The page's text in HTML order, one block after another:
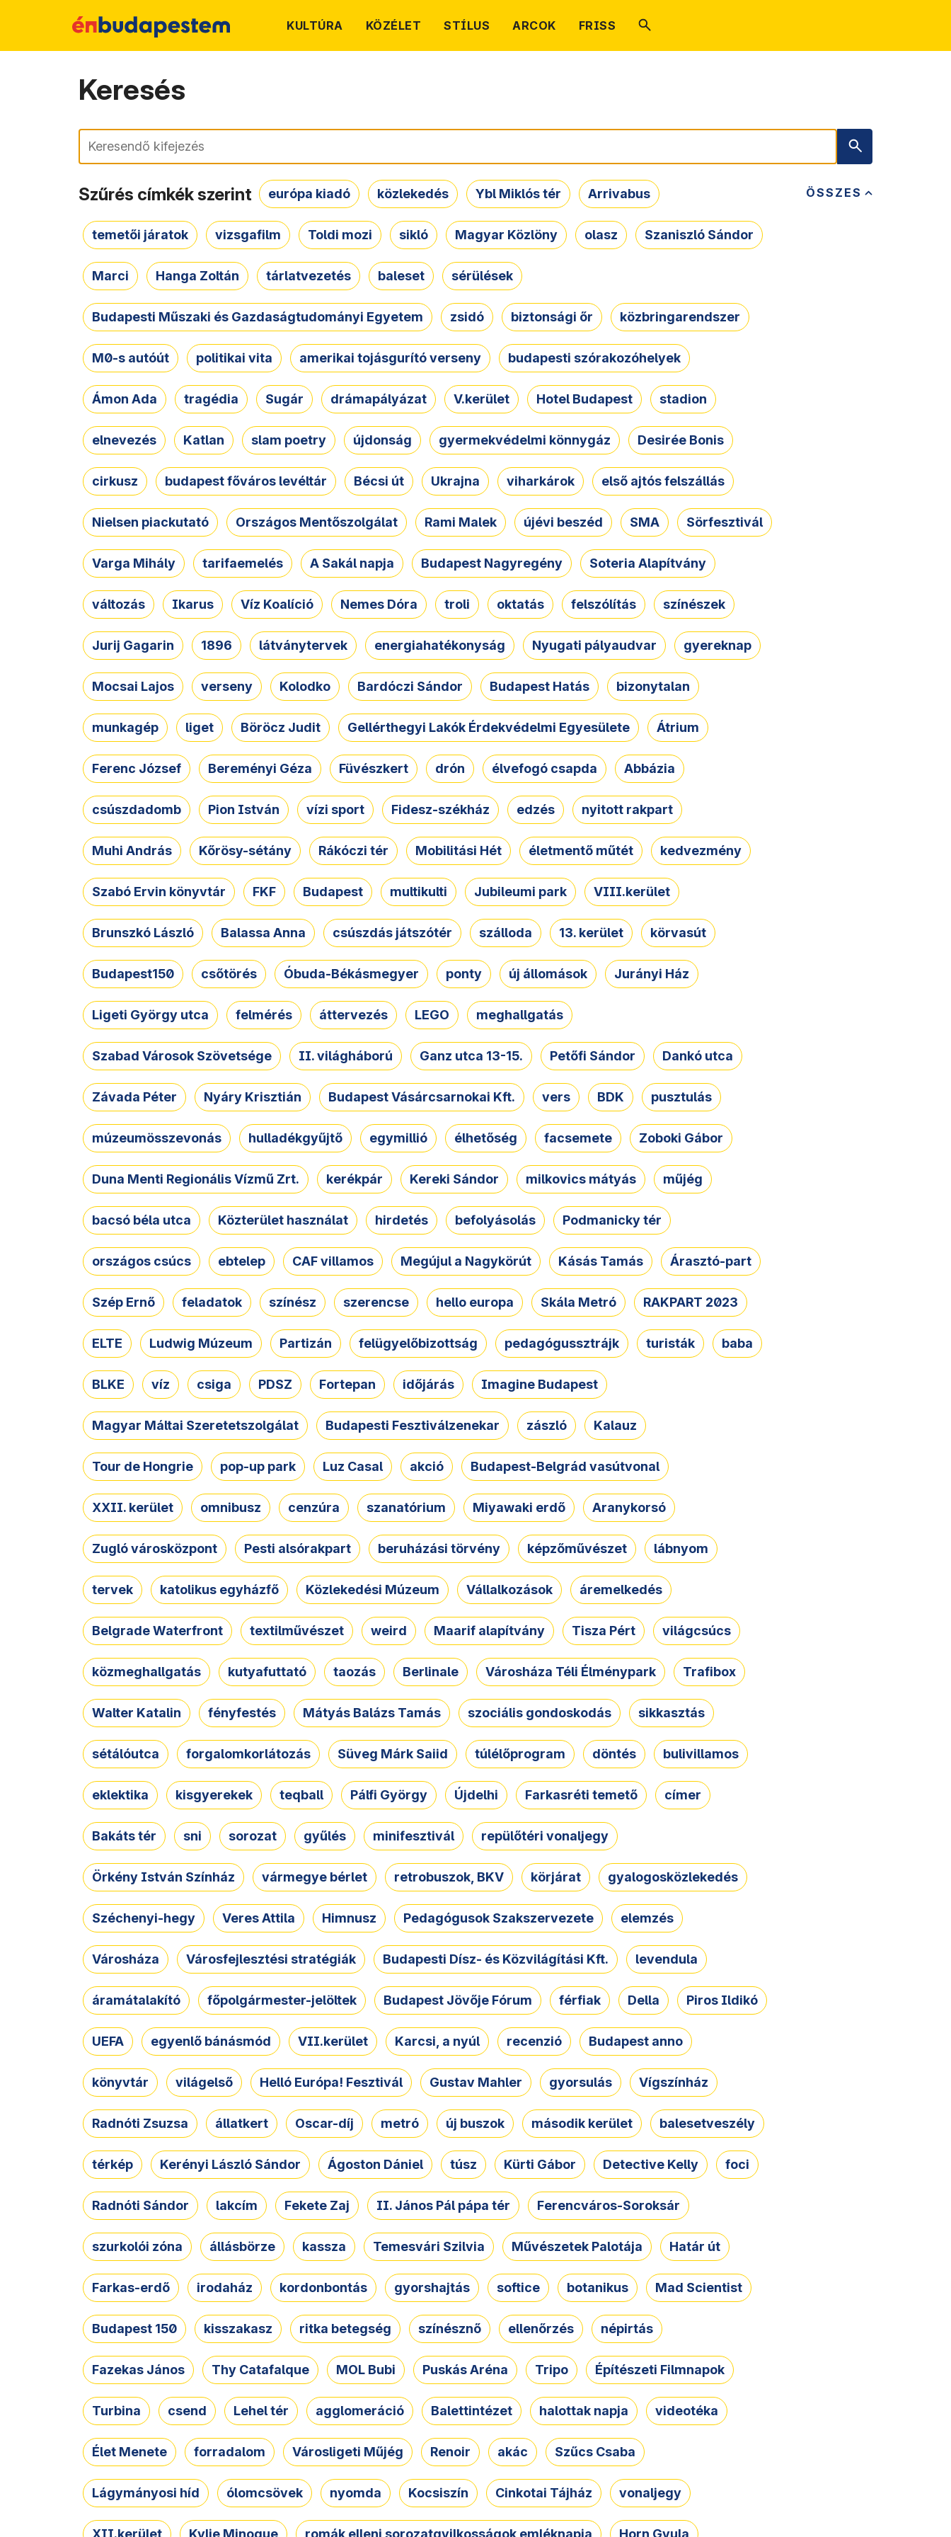
KULTÚRA KÖZÉLET STÍLUS ARCOK FRISS
Keresés
Keresés
ÖSSZES
Szűrés címkék szerint európa kiadó közlekedés Ybl Miklós tér Arrivabus
temetői járatok vizsgafilm Toldi mozi sikló Magyar Közlöny olasz Szaniszló Sándor
Marci Hanga Zoltán tárlatvezetés baleset sérülések
Budapesti Műszaki és Gazdaságtudományi Egyetem zsidó biztonsági őr közbringarendszer
M0-s autóút politikai vita amerikai tojásgurító verseny budapesti szórakozóhelyek
Ámon Ada tragédia Sugár drámapályázat V.kerület Hotel Budapest stadion
elnevezés Katlan slam poetry újdonság gyermekvédelmi könnygáz Desirée Bonis
cirkusz budapest főváros levéltár Bécsi út Ukrajna viharkárok első ajtós felszállás
Nielsen piackutató Országos Mentőszolgálat Rami Malek újévi beszéd SMA Sörfesztivál
Varga Mihály tarifaemelés A Sakál napja Budapest Nagyregény Soteria Alapítvány
változás Ikarus Víz Koalíció Nemes Dóra troli oktatás felszólítás színészek
Jurij Gagarin 1896 látványtervek energiahatékonyság Nyugati pályaudvar gyereknap
Mocsai Lajos verseny Kolodko Bardóczi Sándor Budapest Hatás bizonytalan
munkagép liget Böröcz Judit Gellérthegyi Lakók Érdekvédelmi Egyesülete Átrium
Ferenc József Bereményi Géza Füvészkert drón élvefogó csapda Abbázia
csúszdadomb Pion István vízi sport Fidesz-székház edzés nyitott rakpart
Muhi András Kőrösy-sétány Rákóczi tér Mobilitási Hét életmentő műtét kedvezmény
Szabó Ervin könyvtár FKF Budapest multikulti Jubileumi park VIII.kerület
Brunszkó László Balassa Anna csúszdás játszótér szálloda 13. kerület körvasút
Budapest150 csőtörés Óbuda-Békásmegyer ponty új állomások Jurányi Ház
Ligeti György utca felmérés áttervezés LEGO meghallgatás
Szabad Városok Szövetsége II. világháború Ganz utca 13-15. Petőfi Sándor Dankó utca
Závada Péter Nyáry Krisztián Budapest Vásárcsarnokai Kft. vers BDK pusztulás
múzeumösszevonás hulladékgyűjtő egymillió élhetőség facsemete Zoboki Gábor
Duna Menti Regionális Vízmű Zrt. kerékpár Kereki Sándor milkovics mátyás műjég
bacsó béla utca Közterület használat hirdetés befolyásolás Podmanicky tér
országos csúcs ebtelep CAF villamos Megújul a Nagykörút Kásás Tamás Árasztó-part
Szép Ernő feladatok színész szerencse hello europa Skála Metró RAKPART 2023
ELTE Ludwig Múzeum Partizán felügyelőbizottság pedagógussztrájk turisták baba
BLKE víz csiga PDSZ Fortepan időjárás Imagine Budapest
Magyar Máltai Szeretetszolgálat Budapesti Fesztiválzenekar zászló Kalauz
Tour de Hongrie pop-up park Luz Casal akció Budapest-Belgrád vasútvonal
XXII. kerület omnibusz cenzúra szanatórium Miyawaki erdő Aranykorsó
Zugló városközpont Pesti alsórakpart beruházási törvény képzőművészet lábnyom
tervek katolikus egyházfő Közlekedési Múzeum Vállalkozások áremelkedés
Belgrade Waterfront textilművészet weird Maarif alapítvány Tisza Pért világcsúcs
közmeghallgatás kutyafuttató taozás Berlinale Városháza Téli Élménypark Trafibox
Walter Katalin fényfestés Mátyás Balázs Tamás szociális gondoskodás sikkasztás
sétálóutca forgalomkorlátozás Süveg Márk Saiid túlélőprogram döntés bulivillamos
eklektika kisgyerekek teqball Pálfi György Újdelhi Farkasréti temető címer
Bakáts tér sni sorozat gyűlés minifesztivál repülőtéri vonaljegy
Örkény István Színház vármegye bérlet retrobuszok, BKV körjárat gyalogosközlekedés
Széchenyi-hegy Veres Attila Himnusz Pedagógusok Szakszervezete elemzés
Városháza Városfejlesztési stratégiák Budapesti Dísz- és Közvilágítási Kft. levendula
áramátalakító főpolgármester-jelöltek Budapest Jövője Fórum férfiak Della Piros Ildikó
UEFA egyenlő bánásmód VII.kerület Karcsi, a nyúl recenzió Budapest anno
könyvtár világelső Helló Európa! Fesztivál Gustav Mahler gyorsulás Vígszínház
Radnóti Zsuzsa állatkert Oscar-díj metró új buszok második kerület balesetveszély
térkép Kerényi László Sándor Ágoston Dániel túsz Kürti Gábor Detective Kelly foci
Radnóti Sándor lakcím Fekete Zaj II. János Pál pápa tér Ferencváros-Soroksár
szurkolói zóna állásbörze kassza Temesvári Szilvia Művészetek Palotája Határ út
Farkas-erdő irodaház kordonbontás gyorshajtás softice botanikus Mad Scientist
Budapest 150 kisszakasz ritka betegség színésznő ellenőrzés népirtás
Fazekas János Thy Catafalque MOL Bubi Puskás Aréna Tripo Építészeti Filmnapok
Turbina csend Lehel tér agglomeráció Balettintézet halottak napja videotéka
Élet Menete forradalom Városligeti Műjég Renoir akác Szűcs Csaba
Lágymányosi híd ólomcsövek nyomda Kocsiszín Cinkotai Tájház vonaljegy
XII.kerület Kylie Minogue romák elleni sorozatgyilkosságok emléknapja Horn Gyula